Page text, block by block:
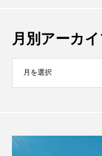
月別アーカ
ブ